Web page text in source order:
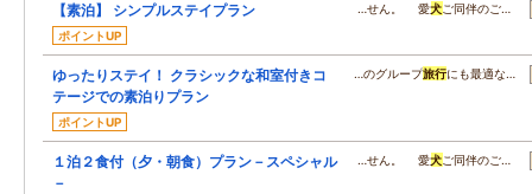
【素泊】 シンプルステイプラン
ポイントUP
…せん。 愛犬ご同伴のご…
ゆったりステイ！ クラシックな和室付きコ
テージでの素泊りプラン
ポイントUP
…のグループ旅行にも最適な…
１泊２食付（夕・朝食）プラン－スペシャル
－
…せん。 愛犬ご同伴のご…